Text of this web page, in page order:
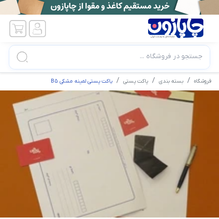
جستجو در فروشگاه ...
فروشگاه بسته بندی پاکت پستی پاکت پستی لمینه مشکی B5